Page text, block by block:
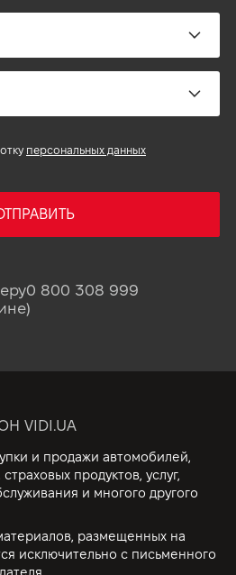
персональных данных
0 800 308 999
VIDI.UA
и продажи автомобилей,
продуктов, услуг,
и многого другого
размещенных на
исключительно с письменного